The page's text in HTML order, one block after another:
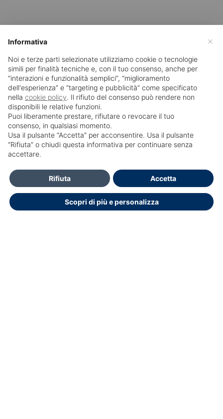
SailPortal 8.5.1 build 18
Contatti
Per Informazioni e accesso al portale Contattare Ufficio
Formazione: segreteria.didattica@hsr.it
×
Informativa
Noi e terze parti selezionate utilizziamo cookie o tecnologie
simili per finalità tecniche e, con il tuo consenso, anche per
“interazioni e funzionalità semplici”, “miglioramento
dell'esperienza” e “targeting e pubblicità” come specificato
nella cookie policy. Il rifiuto del consenso può rendere non
disponibili le relative funzioni.
Puoi liberamente prestare, rifiutare o revocare il tuo
consenso, in qualsiasi momento.
Usa il pulsante “Accetta” per acconsentire. Usa il pulsante
“Rifiuta” o chiudi questa informativa per continuare senza
accettare.
Scopri di più e personalizza
Rifiuta Accetta